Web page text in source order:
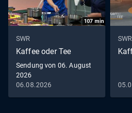
107 min
SWR
Kaffee oder Tee
Sendung von 06. August
2026
06.08.2026
SWR